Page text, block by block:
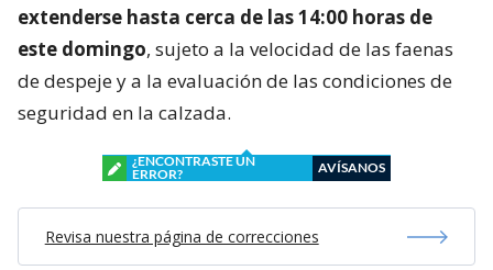
extenderse hasta cerca de las 14:00 horas de
este domingo, sujeto a la velocidad de las faenas
de despeje y a la evaluación de las condiciones de
seguridad en la calzada.
¿ENCONTRASTE UN
ERROR?
AVÍSANOS
Revisa nuestra página de correcciones